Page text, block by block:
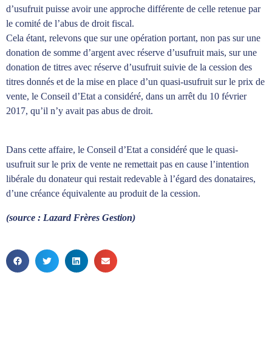
d’usufruit puisse avoir une approche différente de celle retenue par
le comité de l’abus de droit fiscal.
Cela étant, relevons que sur une opération portant, non pas sur une
donation de somme d’argent avec réserve d’usufruit mais, sur une
donation de titres avec réserve d’usufruit suivie de la cession des
titres donnés et de la mise en place d’un quasi-usufruit sur le prix de
vente, le Conseil d’Etat a considéré, dans un arrêt du 10 février
2017, qu’il n’y avait pas abus de droit.
Dans cette affaire, le Conseil d’Etat a considéré que le quasi-
usufruit sur le prix de vente ne remettait pas en cause l’intention
libérale du donateur qui restait redevable à l’égard des donataires,
d’une créance équivalente au produit de la cession.
(source : Lazard Frères Gestion)